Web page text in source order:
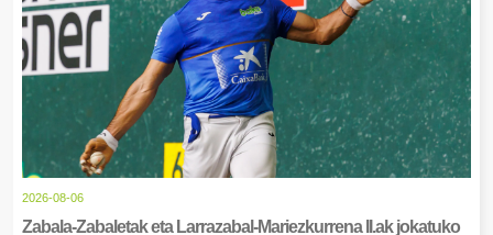
2026-08-06
Zabala-Zabaletak eta Larrazabal-Mariezkurrena II.ak jokatuko